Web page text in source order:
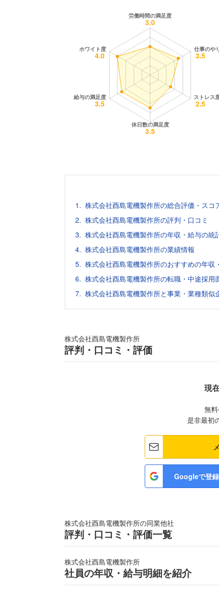
株式会社酉島電機製作所の総合評価・ス
株式会社酉島電機製作所の評判・口コミ
株式会社酉島電機製作所の年収・給与の
株式会社酉島電機製作所の業績情報
株式会社酉島電機製作所のおすすめの年収
株式会社酉島電機製作所の転職・中途採用
株式会社酉島電機製作所と事業・業種類似
株式会社酉島電機製作所
評判・口コミ・評価
現
無
是非最初
Googleで登録
株式会社酉島電機製作所の同業他社
評判・口コミ・評価一覧
株式会社酉島電機製作所
社員の年収・給与明細を紹介